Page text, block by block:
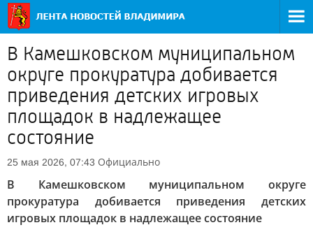
В Камешковском муниципальном
округе прокуратура добивается
приведения детских игровых
площадок в надлежащее
состояние
25 мая 2026, 07:43 Официально
В Камешковском муниципальном округе
прокуратура добивается приведения детских
игровых площадок в надлежащее состояние